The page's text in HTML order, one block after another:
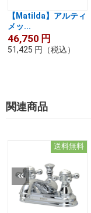
【Matilda】アルティ
メッ...
46,750 円
51,425 円 （税込）
関連商品
送料無料